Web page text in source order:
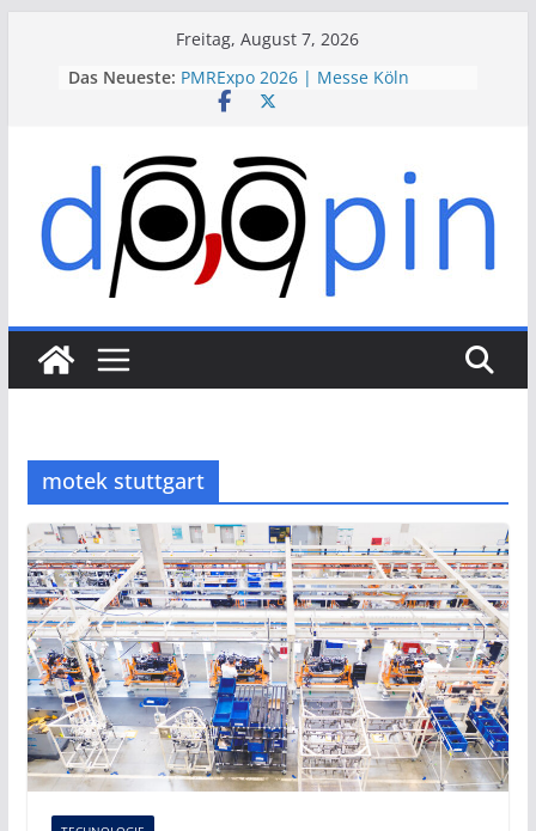
Freitag, August 7, 2026
Das Neueste: PMRExpo 2026 | Messe Köln
VdS-BrandSchutzTage 2026 |
VALVE WORLD EXPO 2026 | Messe
Düsseldorf
ESSEN MOTOR SHOW 2026 | Messe
Essen
motek stuttgart